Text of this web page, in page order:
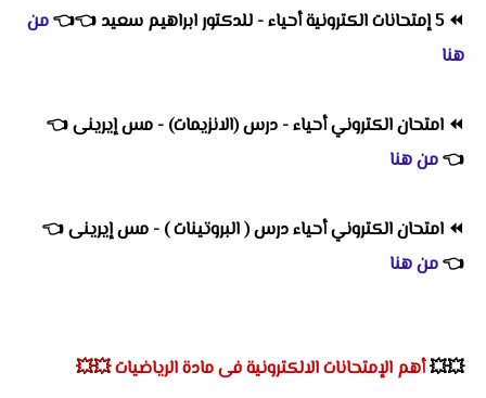
⏪5 إمتحانات الكترونية أحياء - للدكتور ابراهيم سعيد 👈
👈من
هنا
⏪ امتحان الكتروني أحياء - درس (الانزيمات) - مس إيرينى👈
👈من هنا
⏪ امتحان الكتروني أحياء درس ( البروتينات ) - مس إيرينى👈
👈من هنا
💥💥أهم الإمتحانات الالكترونية فى مادة الرياضيات💥💥